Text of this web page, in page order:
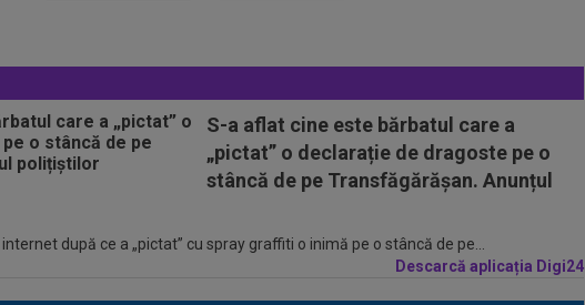
S-a aflat cine este bărbatul care a
„pictat” o declarație de dragoste pe o
stâncă de pe Transfăgărășan. Anunțul
după ce a „pictat” cu spray graffiti o inimă pe o stâncă de pe...
Descarcă aplicația Digi24